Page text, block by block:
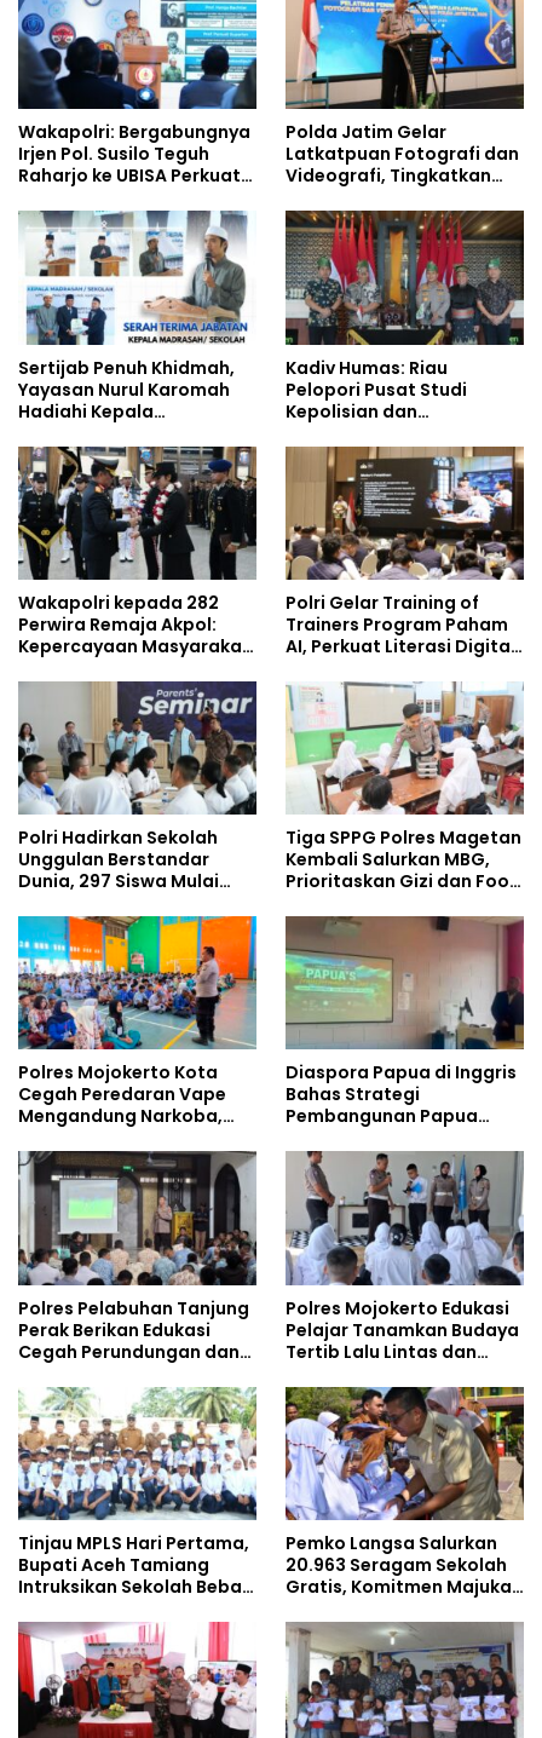
Wakapolri: Bergabungnya
Irjen Pol. Susilo Teguh
Raharjo ke UBISA Perkuat
Studi Kepolisian
Polda Jatim Gelar
Latkatpuan Fotografi dan
Videografi, Tingkatkan
Era Digital
Sertijab Penuh Khidmah,
Yayasan Nurul Karomah
Hadiahi Kepala
Umrah
Kadiv Humas: Riau
Pelopori Pusat Studi
Kepolisian dan
Policing Masuki Babak
Wakapolri kepada 282
Perwira Remaja Akpol:
Kepercayaan Masyarakat
Polri Gelar Training of
Trainers Program Paham
AI, Perkuat Literasi Digital
Polri Hadirkan Sekolah
Unggulan Berstandar
Dunia, 297 Siswa Mulai
Tiga SPPG Polres Magetan
Kembali Salurkan MBG,
Prioritaskan Gizi dan Food
Polres Mojokerto Kota
Cegah Peredaran Vape
Mengandung Narkoba,
Kalangan Remaja
Diaspora Papua di Inggris
Bahas Strategi
Pembangunan Papua
Doktoral Internasional
Polres Pelabuhan Tanjung
Perak Berikan Edukasi
Cegah Perundungan dan
kepada Pelajar MPLS
Polres Mojokerto Edukasi
Pelajar Tanamkan Budaya
Tertib Lalu Lintas dan
Tinjau MPLS Hari Pertama,
Bupati Aceh Tamiang
Intruksikan Sekolah Bebas
Pemko Langsa Salurkan
20.963 Seragam Sekolah
Gratis, Komitmen Majukan